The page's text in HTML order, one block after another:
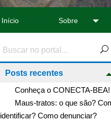
Início Sobre
Posts recentes
Conheça o CONECTA-BEA!
Maus-tratos: o que são?
identificar? Como denunciar?